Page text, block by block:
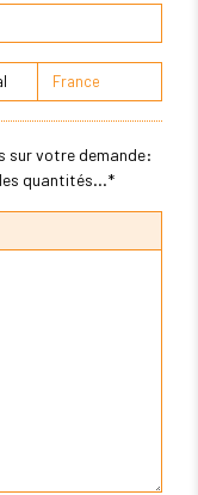
sur votre demande:
quantités...*